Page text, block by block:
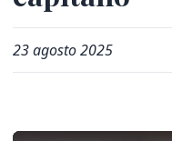
23 agosto 2025